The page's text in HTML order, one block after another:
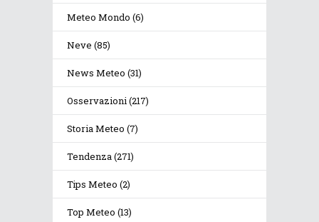
Meteo Mondo (6)
Neve (85)
News Meteo (31)
Osservazioni(217)
Storia Meteo (7)
Tendenza(271)
Tips Meteo (2)
Top Meteo (13)